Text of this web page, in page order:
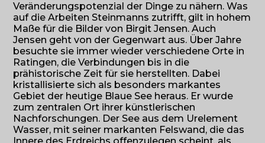
Veränderungspotenzial der Dinge zu nähern. Was
auf die Arbeiten Steinmanns zutrifft, gilt in hohem
Maße für die Bilder von Birgit Jensen. Auch
Jensen geht von der Gegenwart aus. Über Jahre
besuchte sie immer wieder verschiedene Orte in
Ratingen, die Verbindungen bis in die
prähistorische Zeit für sie herstellten. Dabei
kristallisierte sich als besonders markantes
Gebiet der heutige Blaue See heraus. Er wurde
zum zentralen Ort ihrer künstlerischen
Nachforschungen. Der See aus dem Urelement
Wasser, mit seiner markanten Felswand, die das